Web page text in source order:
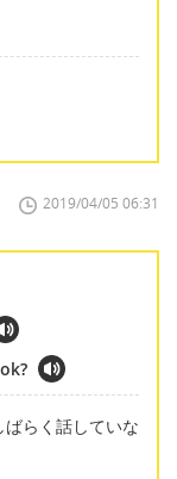
2019/04/05 06:31
らく話していな